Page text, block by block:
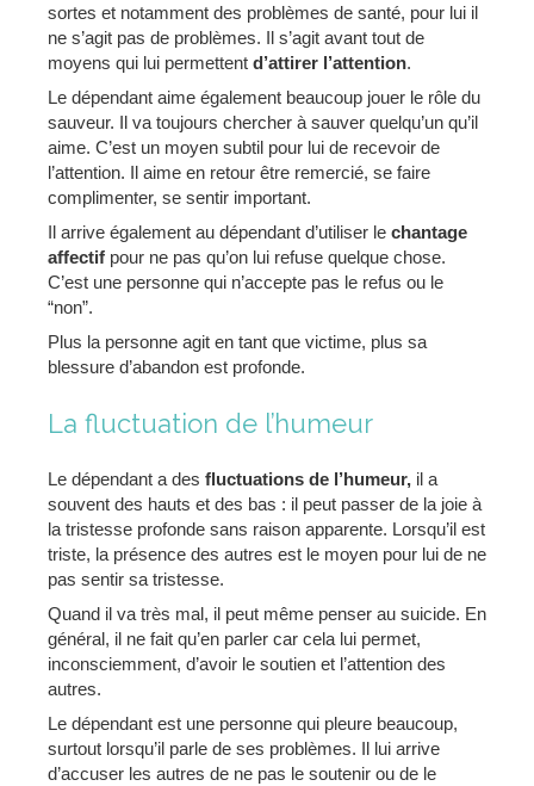
sortes et notamment des problèmes de santé, pour lui il
ne s’agit pas de problèmes. Il s’agit avant tout de
moyens qui lui permettent d’attirer l’attention.
Le dépendant aime également beaucoup jouer le rôle du
sauveur. Il va toujours chercher à sauver quelqu’un qu’il
aime. C’est un moyen subtil pour lui de recevoir de
l’attention. Il aime en retour être remercié, se faire
complimenter, se sentir important.
Il arrive également au dépendant d’utiliser le chantage
affectif pour ne pas qu’on lui refuse quelque chose.
C’est une personne qui n’accepte pas le refus ou le
“non”.
Plus la personne agit en tant que victime, plus sa
blessure d’abandon est profonde.
La fluctuation de l’humeur
Le dépendant a des fluctuations de l’humeur, il a
souvent des hauts et des bas : il peut passer de la joie à
la tristesse profonde sans raison apparente. Lorsqu’il est
triste, la présence des autres est le moyen pour lui de ne
pas sentir sa tristesse.
Quand il va très mal, il peut même penser au suicide. En
général, il ne fait qu’en parler car cela lui permet,
inconsciemment, d’avoir le soutien et l’attention des
autres.
Le dépendant est une personne qui pleure beaucoup,
surtout lorsqu’il parle de ses problèmes. Il lui arrive
d’accuser les autres de ne pas le soutenir ou de le